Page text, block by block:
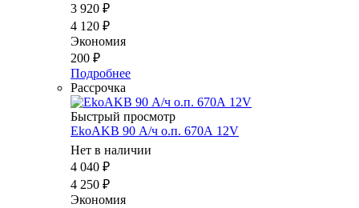
3 920 ₽
4 120 ₽
Экономия
200 ₽
Подробнее
Рассрочка
Быстрый просмотр
EkoAKB 90 А/ч о.п. 670А 12V
Нет в наличии
4 040 ₽
4 250 ₽
Экономия